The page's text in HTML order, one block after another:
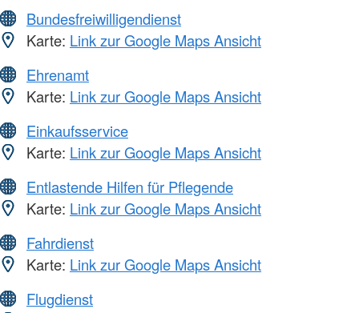
Bundesfreiwilligendienst
Karte: Link zur Google Maps Ansicht
Ehrenamt
Karte: Link zur Google Maps Ansicht
Einkaufsservice
Karte: Link zur Google Maps Ansicht
Entlastende Hilfen für Pflegende
Karte: Link zur Google Maps Ansicht
Fahrdienst
Karte: Link zur Google Maps Ansicht
Flugdienst